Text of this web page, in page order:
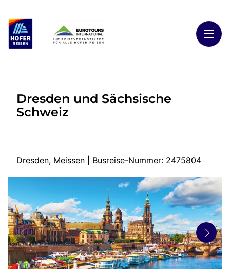
Highlights
Reiseländer
Busreisen
Kontakt
zurück zu HOFER REISEN
Dresden und Sächsische
Schweiz
Dresden, Meissen | Busreise-Nummer: 2475804